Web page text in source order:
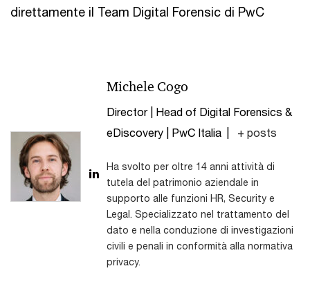
direttamente il Team Digital Forensic di PwC
Michele Cogo
Director | Head of Digital Forensics &
eDiscovery | PwC Italia
+ posts
Ha svolto per oltre 14 anni attività di
tutela del patrimonio aziendale in
supporto alle funzioni HR, Security e
Legal. Specializzato nel trattamento del
dato e nella conduzione di investigazioni
civili e penali in conformità alla normativa
privacy.